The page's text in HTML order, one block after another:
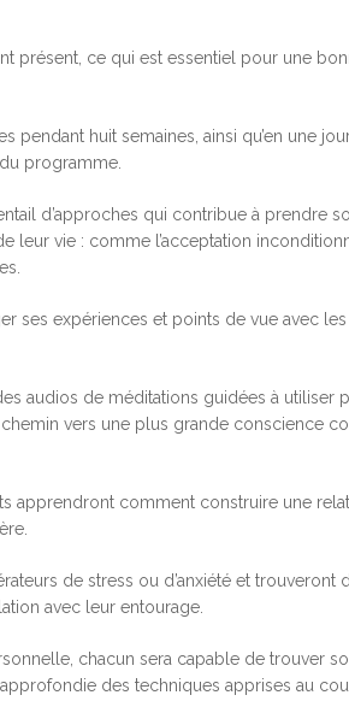
présent, ce qui est essentiel pour une
pendant huit semaines, ainsi qu’en une
programme.
d’approches qui contribue à prendre
leur vie : comme l’acceptation
ses expériences et points de vue avec les
audios de méditations guidées à utiliser
vers une plus grande conscience
apprendront comment construire une
de stress ou d’anxiété et trouveront
avec leur entourage.
chacun sera capable de trouver
des techniques apprises au